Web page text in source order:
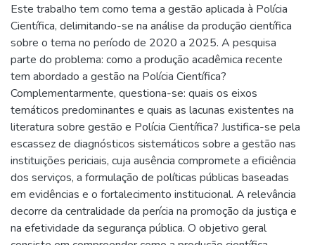
Este trabalho tem como tema a gestão aplicada à Polícia
Científica, delimitando-se na análise da produção científica
sobre o tema no período de 2020 a 2025. A pesquisa
parte do problema: como a produção acadêmica recente
tem abordado a gestão na Polícia Científica?
Complementarmente, questiona-se: quais os eixos
temáticos predominantes e quais as lacunas existentes na
literatura sobre gestão e Polícia Científica? Justifica-se pela
escassez de diagnósticos sistemáticos sobre a gestão nas
instituições periciais, cuja ausência compromete a eficiência
dos serviços, a formulação de políticas públicas baseadas
em evidências e o fortalecimento institucional. A relevância
decorre da centralidade da perícia na promoção da justiça e
na efetividade da segurança pública. O objetivo geral